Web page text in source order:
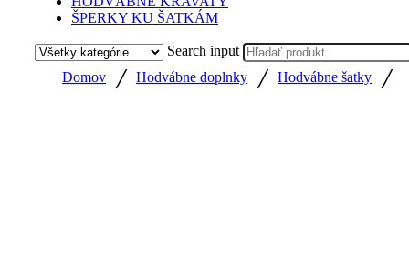
ŠPERKY KU ŠATKÁM
Search input
Domov / Hodvábne doplnky / Hodvábne šatky /